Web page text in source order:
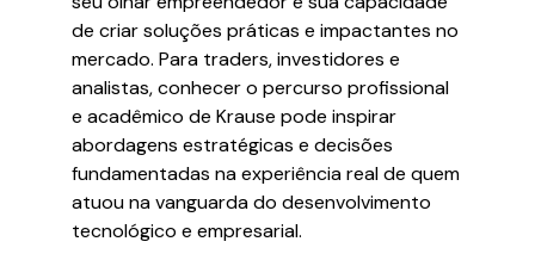
de criar soluções práticas e impactantes no
mercado. Para traders, investidores e
analistas, conhecer o percurso profissional
e acadêmico de Krause pode inspirar
abordagens estratégicas e decisões
fundamentadas na experiência real de quem
atuou na vanguarda do desenvolvimento
tecnológico e empresarial.